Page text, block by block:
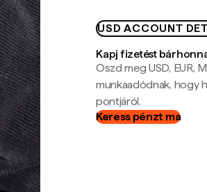
USD ACCOUNT
Kapj fizetést
Oszd meg USD, EUR,
munkaadódnak, hogy
pontjáról.
Keress pénzt ma